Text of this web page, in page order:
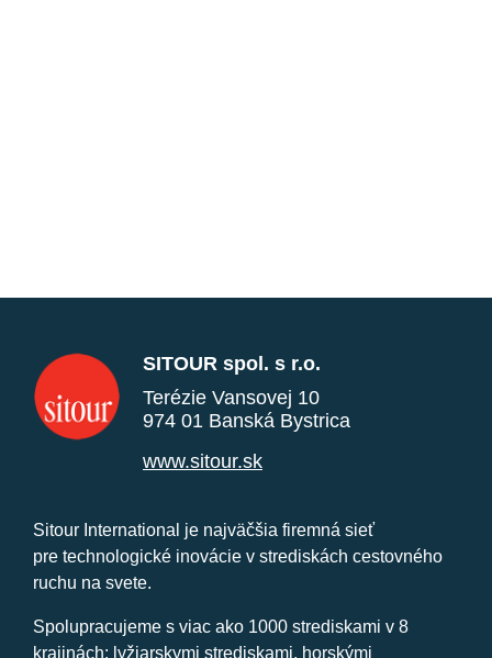
SITOUR spol. s r.o.
Terézie Vansovej 10
974 01 Banská Bystrica
www.sitour.sk
Sitour International je najväčšia firemná sieť
pre technologické inovácie v strediskách cestovného
ruchu na svete.
Spolupracujeme s viac ako 1000 strediskami v 8
krajinách: lyžiarskymi strediskami, horskými